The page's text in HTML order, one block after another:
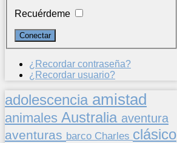
Recuérdeme
¿Recordar contraseña?
¿Recordar usuario?
adolescencia amistad
animales Australia aventura
aventuras barco Charles clásico